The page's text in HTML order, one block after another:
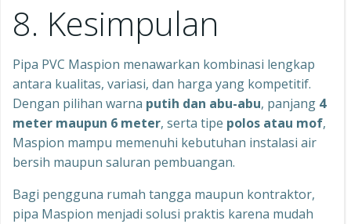
8. Kesimpulan
Pipa PVC Maspion menawarkan kombinasi lengkap
antara kualitas, variasi, dan harga yang kompetitif.
Dengan pilihan warna putih dan abu-abu, panjang 4
meter maupun 6 meter, serta tipe polos atau mof,
Maspion mampu memenuhi kebutuhan instalasi air
bersih maupun saluran pembuangan.
Bagi pengguna rumah tangga maupun kontraktor,
pipa Maspion menjadi solusi praktis karena mudah